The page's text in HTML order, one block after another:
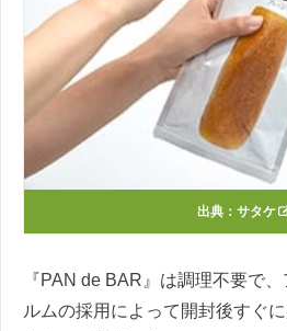
出典： サタケ
『PAN de BAR』は調理不要で
ルムの採用によって開封後すぐ